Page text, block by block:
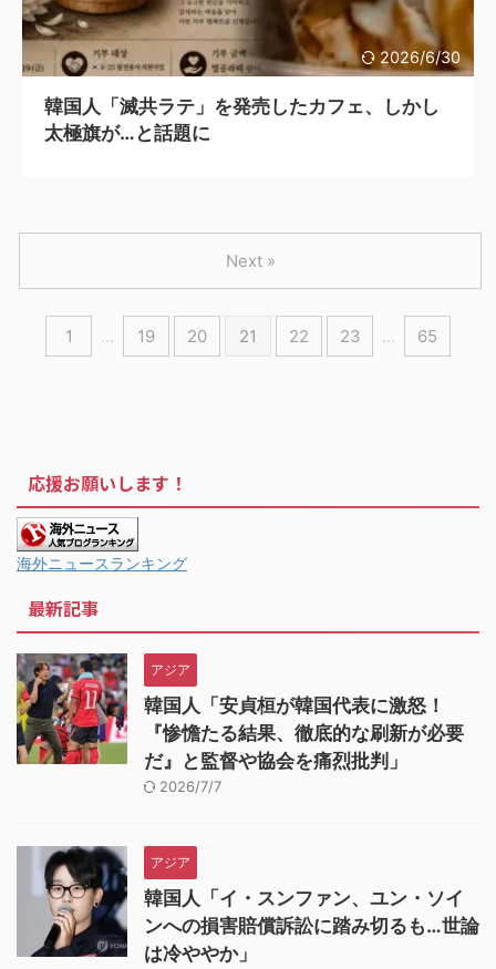
2026/6/30
韓国人「滅共ラテ」を発売したカフェ、しかし
太極旗が…と話題に
1 … 19 20 21 22 23 … 65
Next »
応援お願いします！
海外ニュースランキング
最新記事
アジア
韓国人「安貞桓が韓国代表に激怒！
『惨憺たる結果、徹底的な刷新が必要
だ』と監督や協会を痛烈批判」
2026/7/7
アジア
韓国人「イ・スンファン、ユン・ソイ
ンへの損害賠償訴訟に踏み切るも…世論
は冷ややか」